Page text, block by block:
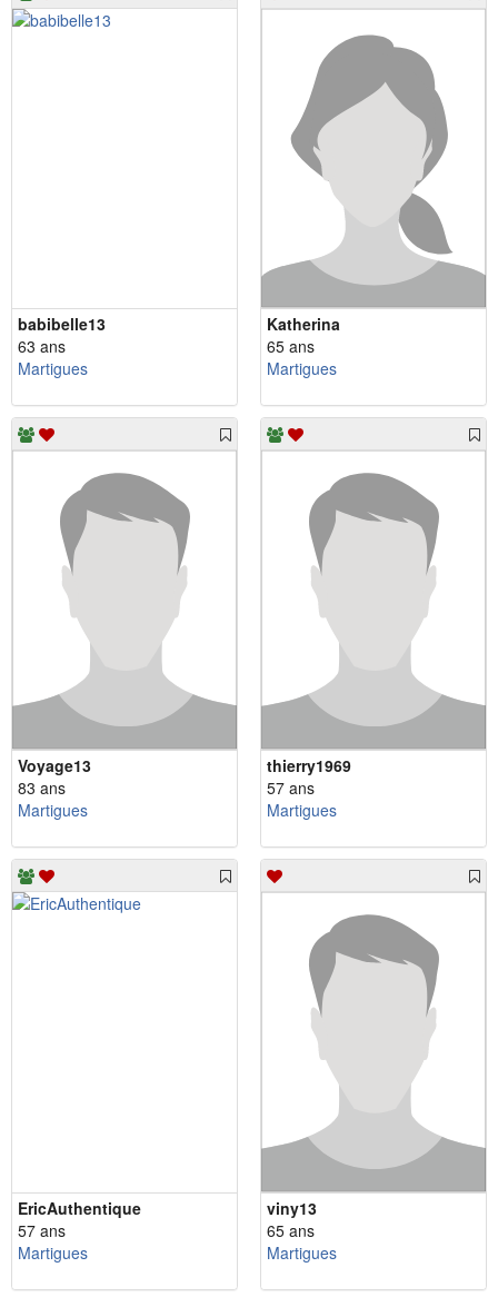
babibelle13
63 ans
Martigues
Katherina
65 ans
Martigues
Voyage13
83 ans
Martigues
thierry1969
57 ans
Martigues
EricAuthentique
57 ans
Martigues
viny13
65 ans
Martigues